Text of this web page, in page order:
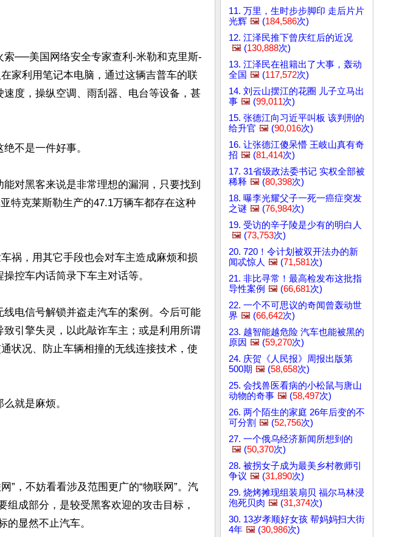
──美国网络安全专家查利-米勒和克里斯-
家利用笔记本电脑，通过这辆吉普车的联
度，操纵空调、雨刮器、电台等设备，甚
不是一件好事。
对黑客来说是非常理想的漏洞，只要找到
特克莱斯勒生产的47.1万辆车都存在这种
祸，用其它手段也会对车主造成麻烦和损
控车内话筒录下车主对话等。
电信号解锁并盗走汽车的案例。今后可能
引擎失灵，以此敲诈车主；或是利用所谓
状况、防止车辆相撞的无线连接技术，使
就是麻烦。
”，不妨看看涉及范围更广的“物联网”。汽
组成部分，是较受黑客欢迎的攻击目标，
的显然不止汽车。
11. 万里，生时步步脚印 走后片片
光辉 🖼️ (184,586次)
12. 江泽民推下曾庆红后的近况
🖼️ (130,888次)
13. 江泽民在祖籍出了大事，轰动
全国 🖼️ (117,572次)
14. 刘云山摆江的花圈 儿子立马出
事 🖼️ (99,011次)
15. 张德江向习近平叫板 该判刑的
给升官 🖼️ (90,016次)
16. 让张德江傻呆懵 王岐山真有奇
招 🖼️ (81,414次)
17. 31省级政法委书记 实权全部被
稀释 🖼️ (80,398次)
18. 曝李光耀父子一死一癌症突发
之谜 🖼️ (76,984次)
19. 受访的辛子陵是少有的明白人
🖼️ (73,753次)
20. 720！令计划被双开法办的新
闻忒惊人 🖼️ (71,581次)
21. 非比寻常！最高检发布这批指
导性案例 🖼️ (66,681次)
22. 一个不可思议的奇闻曾轰动世
界 🖼️ (66,642次)
23. 越智能越危险 汽车也能被黑的
原因 🖼️ (59,270次)
24. 庆贺《人民报》周报出版第
500期 🖼️ (58,658次)
25. 会找兽医看病的小松鼠与唐山
动物的奇事 🖼️ (58,497次)
26. 两个陌生的家庭 26年后变的不
可分割 🖼️ (52,756次)
27. 一个俄乌经济新闻所想到的
🖼️ (50,370次)
28. 被拐女子成为最美乡村教师引
争议 🖼️ (31,890次)
29. 烧烤摊现组装扇贝 福尔马林浸
泡死贝肉 🖼️ (31,374次)
30. 13岁孝顺好女孩 帮妈妈扫大街
4年 🖼️ (30,986次)